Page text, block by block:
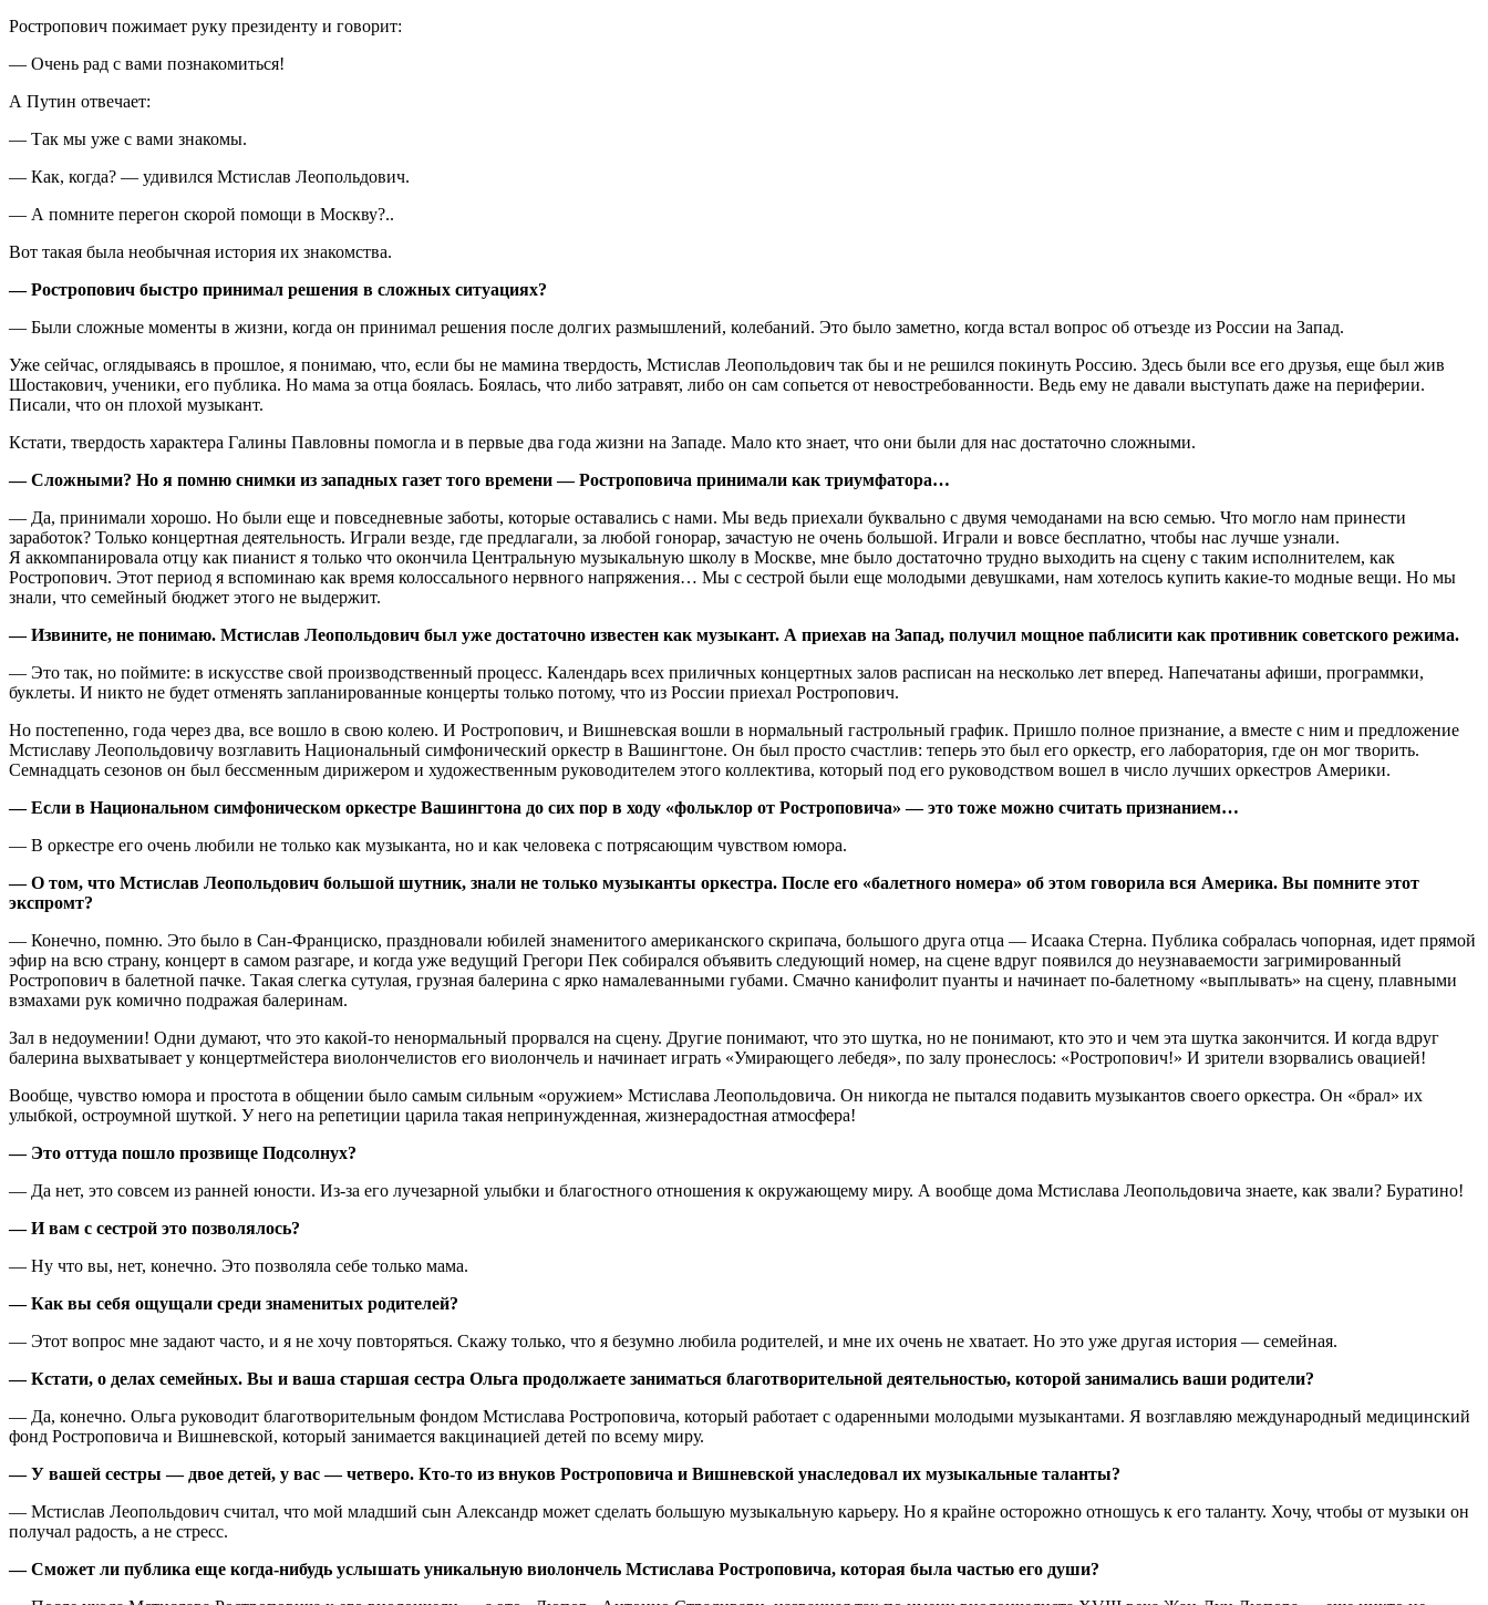
Ростропович пожимает руку президенту и говорит:
— Очень рад с вами познакомиться!
А Путин отвечает:
— Так мы уже с вами знакомы.
— Как, когда? — удивился Мстислав Леопольдович.
— А помните перегон скорой помощи в Москву?..
Вот такая была необычная история их знакомства.
— Ростропович быстро принимал решения в сложных ситуациях?
— Были сложные моменты в жизни, когда он принимал решения после долгих размышлений, колебаний. Это было заметно, когда встал вопрос об отъезде из России на Запад.
Уже сейчас, оглядываясь в прошлое, я понимаю, что, если бы не мамина твердость, Мстислав Леопольдович так бы и не решился покинуть Россию. Здесь были все его друзья, еще был жив
Шостакович, ученики, его публика. Но мама за отца боялась. Боялась, что либо затравят, либо он сам сопьется от невостребованности. Ведь ему не давали выступать даже на периферии.
Писали, что он плохой музыкант.
Кстати, твердость характера Галины Павловны помогла и в первые два года жизни на Западе. Мало кто знает, что они были для нас достаточно сложными.
— Сложными? Но я помню снимки из западных газет того времени — Ростроповича принимали как триумфатора…
— Да, принимали хорошо. Но были еще и повседневные заботы, которые оставались с нами. Мы ведь приехали буквально с двумя чемоданами на всю семью. Что могло нам принести
заработок? Только концертная деятельность. Играли везде, где предлагали, за любой гонорар, зачастую не очень большой. Играли и вовсе бесплатно, чтобы нас лучше узнали.
Я аккомпанировала отцу как пианист я только что окончила Центральную музыкальную школу в Москве, мне было достаточно трудно выходить на сцену с таким исполнителем, как
Ростропович. Этот период я вспоминаю как время колоссального нервного напряжения… Мы с сестрой были еще молодыми девушками, нам хотелось купить какие-то модные вещи. Но мы
знали, что семейный бюджет этого не выдержит.
— Извините, не понимаю. Мстислав Леопольдович был уже достаточно известен как музыкант. А приехав на Запад, получил мощное паблисити как противник советского режима.
— Это так, но поймите: в искусстве свой производственный процесс. Календарь всех приличных концертных залов расписан на несколько лет вперед. Напечатаны афиши, программки,
буклеты. И никто не будет отменять запланированные концерты только потому, что из России приехал Ростропович.
Но постепенно, года через два, все вошло в свою колею. И Ростропович, и Вишневская вошли в нормальный гастрольный график. Пришло полное признание, а вместе с ним и предложение
Мстиславу Леопольдовичу возглавить Национальный симфонический оркестр в Вашингтоне. Он был просто счастлив: теперь это был его оркестр, его лаборатория, где он мог творить.
Семнадцать сезонов он был бессменным дирижером и художественным руководителем этого коллектива, который под его руководством вошел в число лучших оркестров Америки.
— Если в Национальном симфоническом оркестре Вашингтона до сих пор в ходу «фольклор от Ростроповича» — это тоже можно считать признанием…
— В оркестре его очень любили не только как музыканта, но и как человека с потрясающим чувством юмора.
— О том, что Мстислав Леопольдович большой шутник, знали не только музыканты оркестра. После его «балетного номера» об этом говорила вся Америка. Вы помните этот
экспромт?
— Конечно, помню. Это было в Сан-Франциско, праздновали юбилей знаменитого американского скрипача, большого друга отца — Исаака Стерна. Публика собралась чопорная, идет прямой
эфир на всю страну, концерт в самом разгаре, и когда уже ведущий Грегори Пек собирался объявить следующий номер, на сцене вдруг появился до неузнаваемости загримированный
Ростропович в балетной пачке. Такая слегка сутулая, грузная балерина с ярко намалеванными губами. Смачно канифолит пуанты и начинает по-балетному «выплывать» на сцену, плавными
взмахами рук комично подражая балеринам.
Зал в недоумении! Одни думают, что это какой-то ненормальный прорвался на сцену. Другие понимают, что это шутка, но не понимают, кто это и чем эта шутка закончится. И когда вдруг
балерина выхватывает у концертмейстера виолончелистов его виолончель и начинает играть «Умирающего лебедя», по залу пронеслось: «Ростропович!» И зрители взорвались овацией!
Вообще, чувство юмора и простота в общении было самым сильным «оружием» Мстислава Леопольдовича. Он никогда не пытался подавить музыкантов своего оркестра. Он «брал» их
улыбкой, остроумной шуткой. У него на репетиции царила такая непринужденная, жизнерадостная атмосфера!
— Это оттуда пошло прозвище Подсолнух?
— Да нет, это совсем из ранней юности. Из-за его лучезарной улыбки и благостного отношения к окружающему миру. А вообще дома Мстислава Леопольдовича знаете, как звали? Буратино!
— И вам с сестрой это позволялось?
— Ну что вы, нет, конечно. Это позволяла себе только мама.
— Как вы себя ощущали среди знаменитых родителей?
— Этот вопрос мне задают часто, и я не хочу повторяться. Скажу только, что я безумно любила родителей, и мне их очень не хватает. Но это уже другая история — семейная.
— Кстати, о делах семейных. Вы и ваша старшая сестра Ольга продолжаете заниматься благотворительной деятельностью, которой занимались ваши родители?
— Да, конечно. Ольга руководит благотворительным фондом Мстислава Ростроповича, который работает с одаренными молодыми музыкантами. Я возглавляю международный медицинский
фонд Ростроповича и Вишневской, который занимается вакцинацией детей по всему миру.
— У вашей сестры — двое детей, у вас — четверо. Кто-то из внуков Ростроповича и Вишневской унаследовал их музыкальные таланты?
— Мстислав Леопольдович считал, что мой младший сын Александр может сделать большую музыкальную карьеру. Но я крайне осторожно отношусь к его таланту. Хочу, чтобы от музыки он
получал радость, а не стресс.
— Сможет ли публика еще когда-нибудь услышать уникальную виолончель Мстислава Ростроповича, которая была частью его души?